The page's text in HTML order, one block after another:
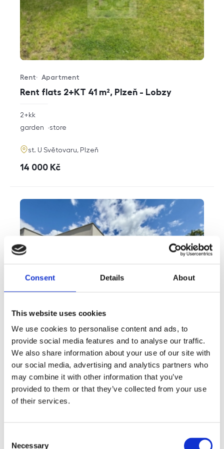
Consent Details About
This website uses cookies
We use cookies to personalise content and ads, to
provide social media features and to analyse our traffic.
We also share information about your use of our site with
our social media, advertising and analytics partners who
may combine it with other information that you’ve
provided to them or that they’ve collected from your use
of their services.
Necessary
Rent flats 2+KT 41 m², Plzeň - Lobzy
Offer type
Rent
Property type
Apartment
rozměry
2+kk
funkce
garden store
adresa
st. U Světovaru, Plzeň
cena
14 000 Kč
Sale houses Family, 181 m² - Unhošť
Offer type
Sale
Property type
House
Virtuální prohlídka
360° video
disposition
Family